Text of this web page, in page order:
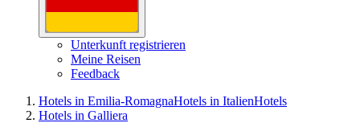
Unterkunft registrieren
Meine Reisen
Feedback
Hotels in Emilia-RomagnaHotels in ItalienHotels
Hotels in Galliera